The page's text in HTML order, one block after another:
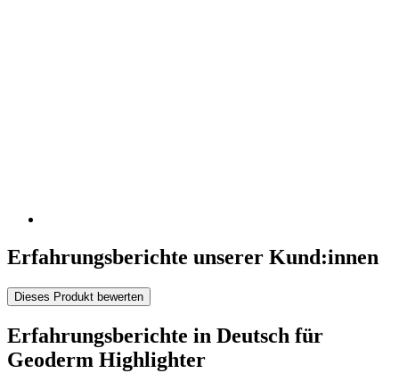
Erfahrungsberichte unserer Kund:innen
Dieses Produkt bewerten
Erfahrungsberichte in Deutsch für
Geoderm Highlighter